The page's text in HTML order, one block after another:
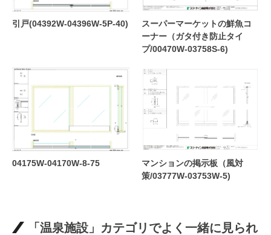
引戸(04392W-04396W-5P-40)
スーパーマーケットの鮮魚コ
ーナー（ガタ付き防止タイ
プ/00470W-03758S-6)
04175W-04170W-8-75
マンションの掲示板（風対
策/03777W-03753W-5)
「温泉施設」カテゴリでよく一緒に見られ